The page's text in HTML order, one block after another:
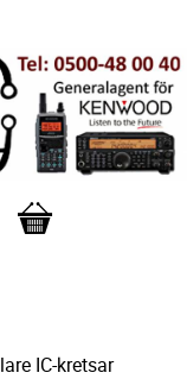
Kundvagn
IC-kretsar